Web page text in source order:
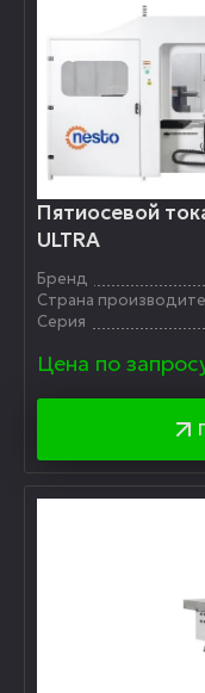
Пятиосевой
ULTRA
Бренд
Страна
Серия
Цена по